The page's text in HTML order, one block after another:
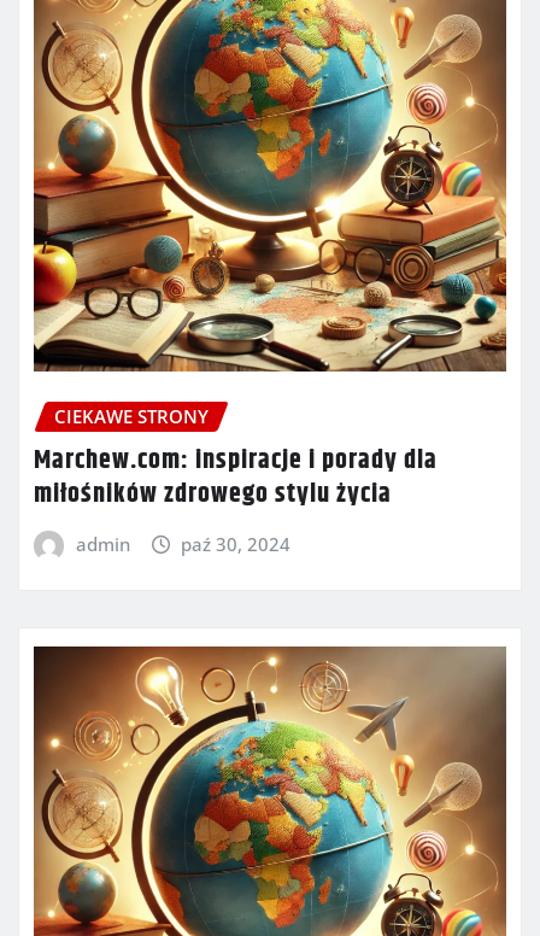
CIEKAWE STRONY
Marchew.com: inspiracje i porady dla
miłośników zdrowego stylu życia
admin paź 30, 2024